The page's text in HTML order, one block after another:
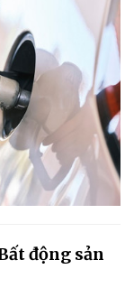
động sản